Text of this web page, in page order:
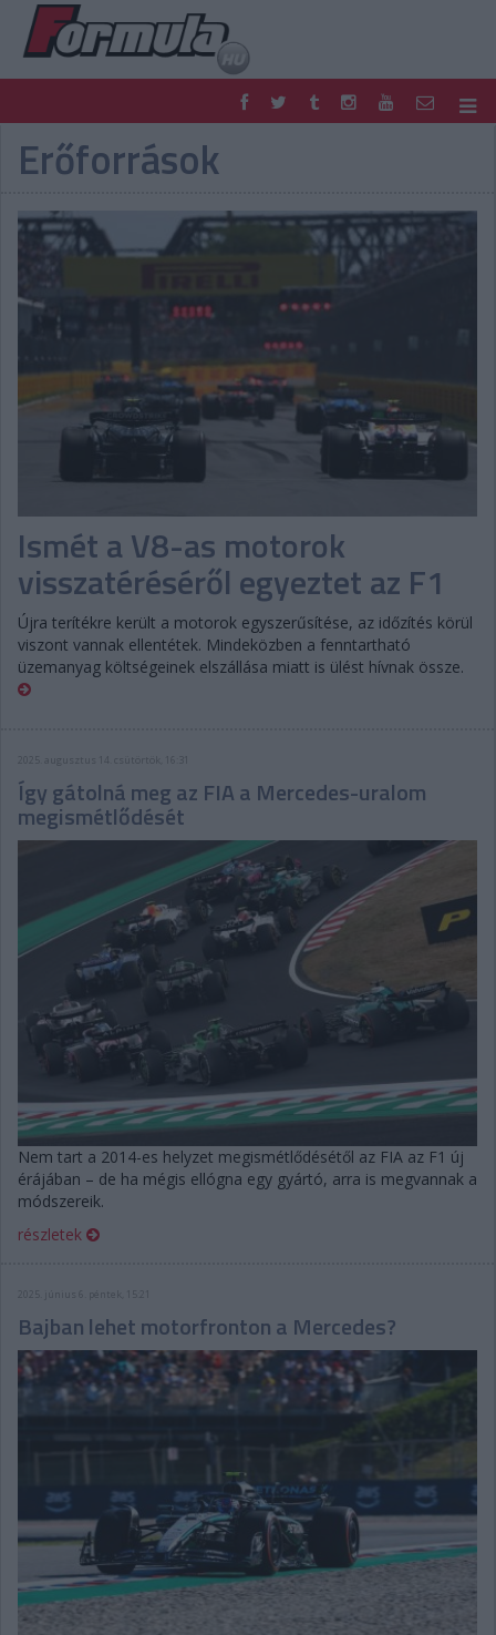
F1
FORMULA
RETRO
DIGITÁLIS MAGAZIN
PONTÁLLÁSOK
VERSENYNAPTÁRAK
Erőforrások
Ismét a V8-as motorok
visszatéréséről egyeztet az F1
Újra terítékre került a motorok egyszerűsítése, az időzítés körül
viszont vannak ellentétek. Mindeközben a fenntartható
üzemanyag költségeinek elszállása miatt is ülést hívnak össze.
2025. augusztus 14. csütörtök, 16:31
Így gátolná meg az FIA a Mercedes-uralom
megismétlődését
Nem tart a 2014-es helyzet megismétlődésétől az FIA az F1 új
érájában – de ha mégis ellógna egy gyártó, arra is megvannak a
módszereik.
részletek
2025. június 6. péntek, 15:21
Bajban lehet motorfronton a Mercedes?